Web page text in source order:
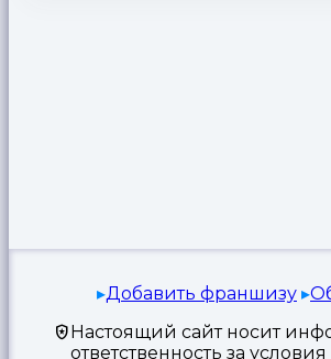
Добавить франшизу
Настоящий сайт носит
ответственность за